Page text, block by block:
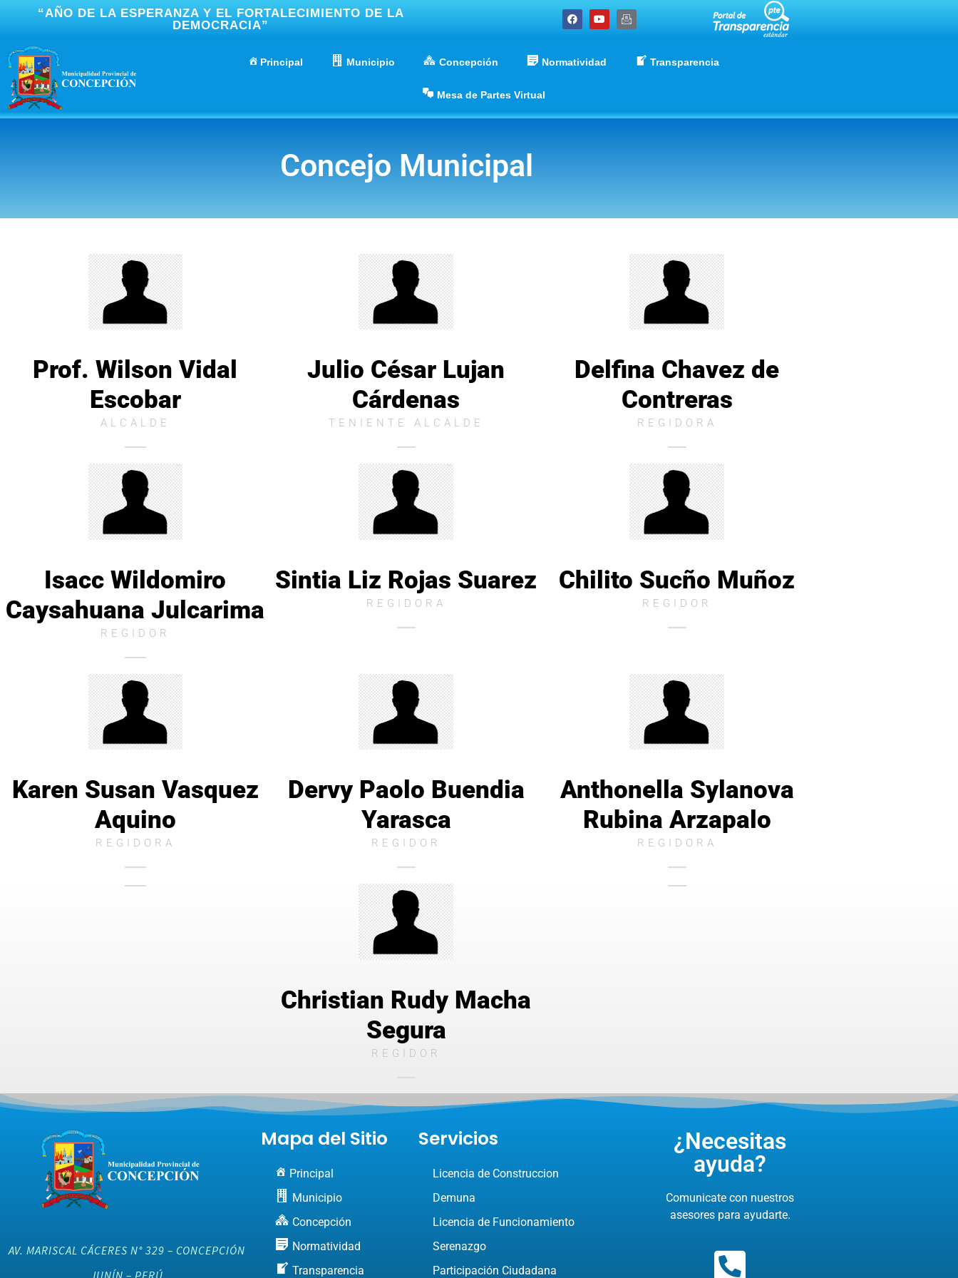
“AÑO DE LA ESPERANZA Y EL FORTALECIMIENTO DE LA
DEMOCRACIA”
Principal Municipio Concepción Normatividad Transparencia
Mesa de Partes Virtual
Concejo Municipal
Prof. Wilson Vidal
Escobar
ALCALDE
Julio César Lujan
Cárdenas
TENIENTE ALCALDE
Delfina Chavez de
Contreras
REGIDORA
Isacc Wildomiro
Caysahuana Julcarima
REGIDOR
Sintia Liz Rojas Suarez
REGIDORA
Chilito Sucño Muñoz
REGIDOR
Karen Susan Vasquez
Aquino
REGIDORA
Dervy Paolo Buendia
Yarasca
REGIDOR
Anthonella Sylanova
Rubina Arzapalo
REGIDORA
Christian Rudy Macha
Segura
REGIDOR
AV. MARISCAL CÁCERES N° 329 – CONCEPCIÓN
JUNÍN – PERÚ
Mapa del Sitio
Principal
Municipio
Concepción
Normatividad
Transparencia
Servicios
Licencia de Construccion
Demuna
Licencia de Funcionamiento
Serenazgo
Participación Ciudadana
¿Necesitas
ayuda?
Comunicate con nuestros
asesores para ayudarte.